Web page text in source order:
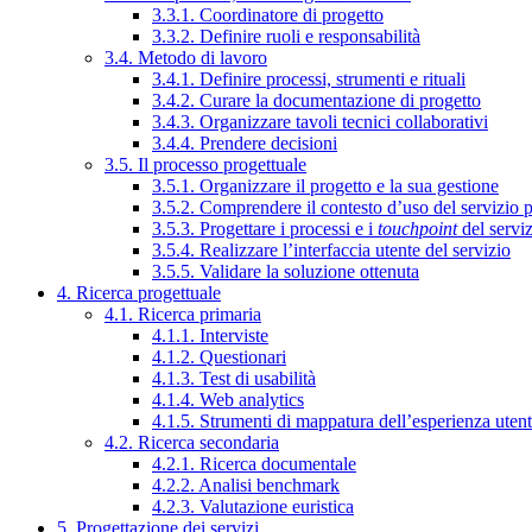
3.3.1. Coordinatore di progetto
3.3.2. Definire ruoli e responsabilità
3.4. Metodo di lavoro
3.4.1. Definire processi, strumenti e rituali
3.4.2. Curare la documentazione di progetto
3.4.3. Organizzare tavoli tecnici collaborativi
3.4.4. Prendere decisioni
3.5. Il processo progettuale
3.5.1. Organizzare il progetto e la sua gestione
3.5.2. Comprendere il contesto d’uso del servizio
3.5.3. Progettare i processi e i touchpointdel
3.5.4. Realizzare l’interfaccia utente del servizio
3.5.5. Validare la soluzione ottenuta
4. Ricerca progettuale
4.1. Ricerca primaria
4.1.1. Interviste
4.1.2. Questionari
4.1.3. Test di usabilità
4.1.4. Web analytics
4.1.5. Strumenti di mappatura dell’esperienza
4.2. Ricerca secondaria
4.2.1. Ricerca documentale
4.2.2. Analisi benchmark
4.2.3. Valutazione euristica
5. Progettazione dei servizi